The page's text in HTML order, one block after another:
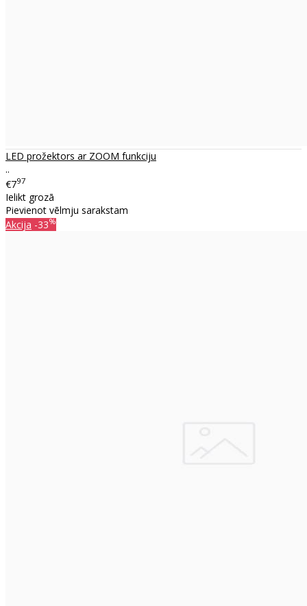
LED prožektors ar ZOOM funkciju
..
€797
Ielikt grozā
Pievienot vēlmju sarakstam
Akcija -33%